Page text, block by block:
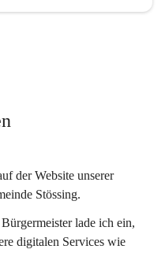
der Website unserer
Stössing.
lade ich ein,
digitalen Services wie